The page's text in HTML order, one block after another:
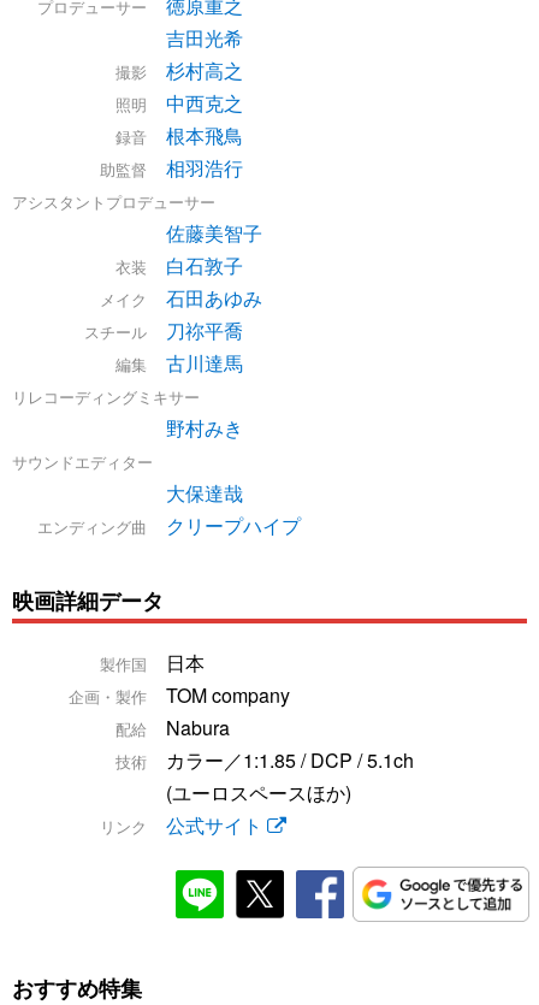
プロデューサー
吉田光希
撮影 杉村高之
照明 中西克之
録音 根本飛鳥
助監督 相羽浩行
アシスタントプロデューサー
佐藤美智子
衣装 白石敦子
メイク 石田あゆみ
スチール 刀祢平喬
編集 古川達馬
リレコーディングミキサー
野村みき
サウンドエディター
大保達哉
エンディング曲 クリープハイプ
映画詳細データ
製作国 日本
企画・製作 TOM company
配給 Nabura
技術
カラー／1:1.85 / DCP / 5.1ch
(ユーロスペースほか)
リンク 公式サイト
おすすめ特集